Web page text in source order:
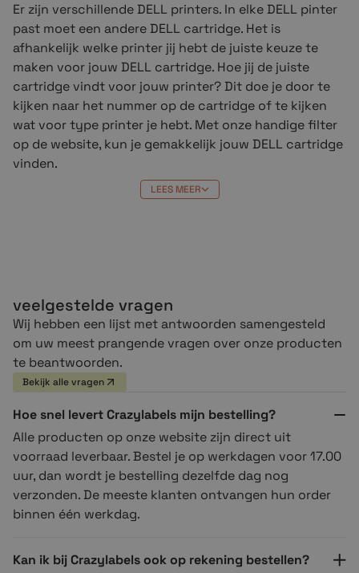
Er zijn verschillende DELL printers. In elke DELL pinter
past moet een andere DELL cartridge. Het is
afhankelijk welke printer jij hebt de juiste keuze te
maken voor jouw DELL cartridge. Hoe jij de juiste
cartridge vindt voor jouw printer? Dit doe je door te
kijken naar het nummer op de cartridge of te kijken
wat voor type printer je hebt. Met onze handige filter
op de website, kun je gemakkelijk jouw DELL cartridge
vinden.
Heb je moeite met het vinden van de juiste cartridge?
BijCrazylabelsstaan we niet alleen voor service, maar
ook voor kwaliteit en prijs. Daarom biedt Crazylabels
compatible DELL cartridges aan die tot 80%
goedkoper zijn dan de originele. Waarom zou je teveel
betalen? Onze klanten beoordelen ons en de kwaliteit
De originele DELL Cartridges zijn een stuk duurder van
de compatible. Met de compatible cartridges van DELL
ben je verzekert van de beste prijs. Wij bieden een niet
goed = geld terug garantie aan.
Er is een verschil tussen cartridges en toners van
LEES MEER
veelgestelde vragen
Wij hebben een lijst met antwoorden samengesteld
om uw meest prangende vragen over onze producten
te beantwoorden.
Bekijk alle vragen
Hoe snel levert Crazylabels mijn bestelling?
Alle producten op onze website zijn direct uit
voorraad leverbaar. Bestel je op werkdagen voor 17.00
uur, dan wordt je bestelling dezelfde dag nog
verzonden. De meeste klanten ontvangen hun order
binnen één werkdag.
Kan ik bij Crazylabels ook op rekening bestellen?